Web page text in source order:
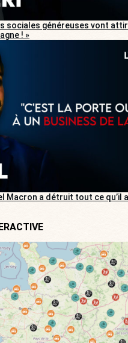
sociales généreuses vont
! »
Macron a détruit tout ce qu’il